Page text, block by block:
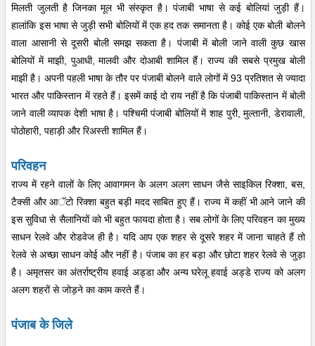
मिलती जुलती है जिनका मूल भी संस्कृत है। पंजाबी भाषा से कई बोलियां जुड़ी हैं।
हालांकि इस भाषा से जुड़ी सभी बोलियों में एक हद तक समानता है। कोई एक बोली बोलने
वाला आसानी से दूसरी बोली समझ सकता है। पंजाबी में बोली जाने वाली कुछ खास
बोलियों में माझी, पुआधी, मालवी और दोआबी शामिल हैं। राज्य की सबसे प्रमुख बोली
माझी है। अपनी पहली भाषा के तौर पर पंजाबी बोलने वाले लोगों में 93 प्रतिशत से ज्यादा
भारत और पाकिस्तान में रहते हैं। इसमें काई दो राय नहीं है कि पंजाबी पाकिस्तान में बोली
जाने वाली व्यापक देशी भाषा है। पश्चिमी पंजाबी बोलियों में शाह पुरी, मुल्तानी, डेरावाली,
पोठोहारी, पहाड़ी और रिअस्ती शामिल हैं।
परिवहन
राज्य में रहने वालों के लिए आवागमन के अलग अलग साधन जैसे साइकिल रिक्शा, बस,
टैक्सी और आॅटो रिक्शा बहुत बड़ी मदद साबित हुए हैं। राज्य में कहीं भी आने जाने की
इस सुविधा से सैलानियों को भी बहुत फायदा होता है। सब लोगों के लिए परिवहन का मुख्य
साधन रेलवे और रोडवेज ही है। यदि आप एक शहर से दूसरे शहर में जाना चाहते हैं तो
रेलवे से अच्छा साधन कोई और नहीं है। पंजाब का हर बड़ा और छोटा शहर रेलवे से जुड़ा
है। अमृतसर का अंतर्राष्ट्रीय हवाई अड्डा और अन्य घरेलू हवाई अड्डे राज्य को अलग
अलग शहरों से जोड़ने का काम करते हैं।
पंजाब के जिले